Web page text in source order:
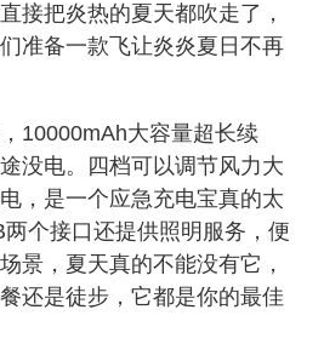
接把炎热的夏天都吹走了，
准备一款飞让炎炎夏日不再
大容量超长续
没电。四档可以调节风力大
，是一个应急充电宝真的太
个接口还提供照明服务，便
景，夏天真的不能没有它，
还是徒步，它都是你的最佳